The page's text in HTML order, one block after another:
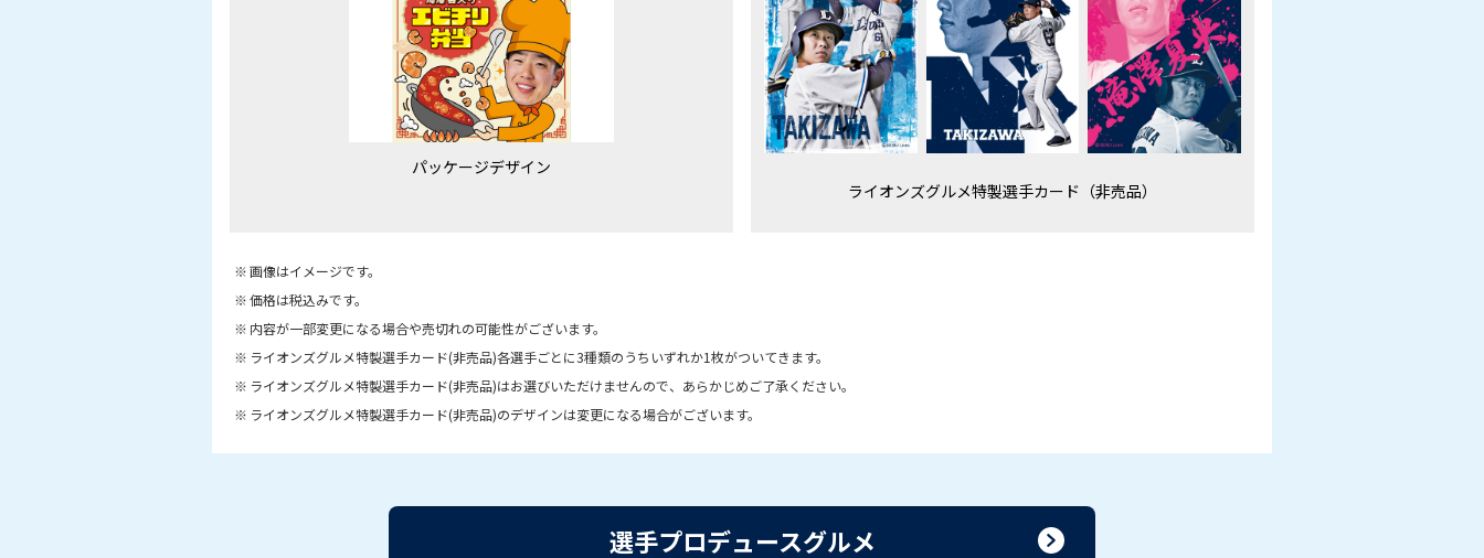
パッケージデザイン
ライオンズグルメ特製選手カード（非売品）
画像はイメージです。
価格は税込みです。
内容が一部変更になる場合や売切れの可能性がございます。
ライオンズグルメ特製選手カード(非売品)各選手ごとに3種類のうちいずれか1枚がついてきます。
ライオンズグルメ特製選手カード(非売品)はお選びいただけませんので、あらかじめご了承ください。
ライオンズグルメ特製選手カード(非売品)のデザインは変更になる場合がございます。
選手プロデュースグルメ